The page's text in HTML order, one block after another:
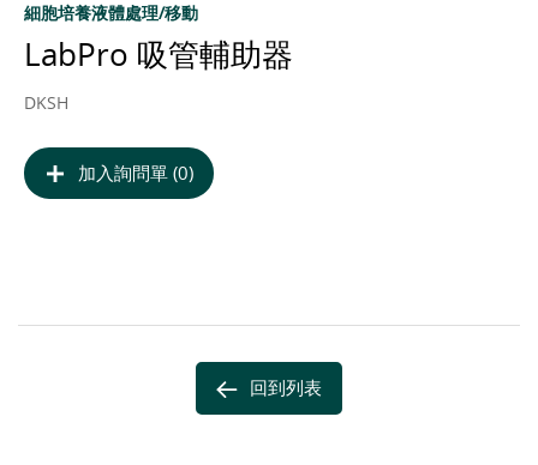
細胞培養液體處理/移動
LabPro 吸管輔助器
DKSH
加入詢問單 (0)
回到列表